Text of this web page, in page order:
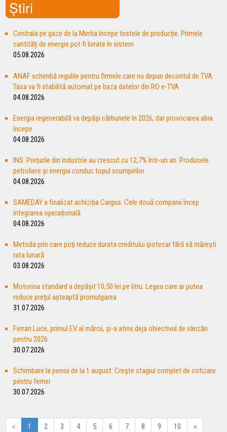
Știri
Centrala pe gaze de la Mintia începe testele de producție. Primele
cantități de energie pot fi livrate în sistem
05.08.2026
ANAF schimbă regulile pentru firmele care nu depun decontul de TVA.
Taxa va fi stabilită automat pe baza datelor din RO e-TVA
04.08.2026
Energia regenerabilă va depăşi cărbunele în 2026, dar provocarea abia
începe
04.08.2026
INS: Prețurile din industrie au crescut cu 12,7% într-un an. Produsele
petroliere și energia conduc topul scumpirilor
04.08.2026
SAMEDAY a finalizat achiziția Cargus. Cele două companii încep
integrarea operațională
04.08.2026
Metoda prin care poţi reduce durata creditului ipotecar fără să măreşti
rata lunară
03.08.2026
Motorina standard a depăşit 10,50 lei pe litru. Legea care ar putea
reduce preţul aşteaptă promulgarea
31.07.2026
Ferrari Luce, primul EV al mărcii, şi-a atins deja obiectivul de vânzări
pentru 2026
30.07.2026
Schimbare la pensii de la 1 august: Creşte stagiul complet de cotizare
pentru femei
30.07.2026
« 1 2 3 4 5 6 7 8 9 10 »